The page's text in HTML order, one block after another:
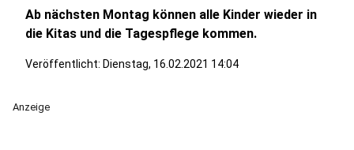
Ab nächsten Montag können alle Kinder wieder in
die Kitas und die Tagespflege kommen.
Veröffentlicht: Dienstag, 16.02.2021 14:04
Anzeige